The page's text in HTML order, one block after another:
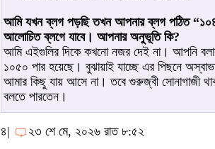
আমি যখন ব্লগ পড়ছি তখন আপনার ব্লগ পঠিত
আলোচিত ব্লগে যাবে। আপনার অনুভূতি কি?
আমি এইগুলির দিকে কখনো নজর দেই না। আপনি
১০৫০ পার হয়েছে। বুঝায়াই যাচ্ছে এর পিছনে
আমার কিছু যায় আসে না। তবে গুরুজ্বী সোনাগাজী
বলতে পারতেন।
৪|
২৩ শে মে, ২০২৬ রাত ৮:৫২